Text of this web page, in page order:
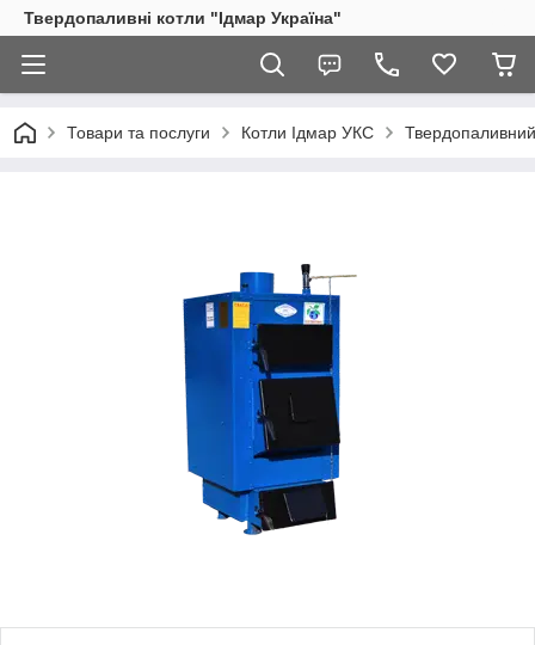
Твердопаливні котли "Ідмар Україна"
Товари та послуги Котли Ідмар УКС